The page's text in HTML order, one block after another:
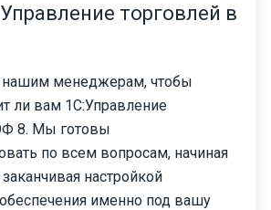
торговлей в
нашим менеджерам, чтобы
ли вам 1С:Управление
8. Мы готовы
по всем вопросам, начиная
настройкой
именно под вашу